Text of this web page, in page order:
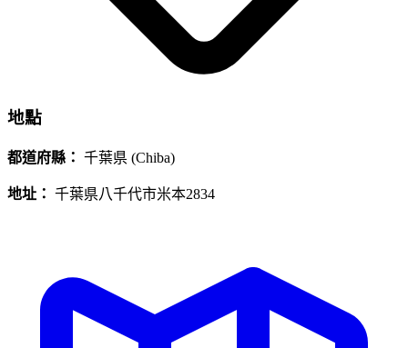
地點
都道府縣： 千葉県 (Chiba)
地址： 千葉県八千代市米本2834